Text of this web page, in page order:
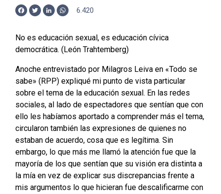
Facebook
TwitterLinkedInWhatsApp
6.420
No es educación sexual, es educación cívica
democrática. (León Trahtemberg)
Anoche entrevistado por Milagros Leiva en «Todo se
sabe» (RPP) expliqué mi punto de vista particular
sobre el tema de la educación sexual. En las redes
sociales, al lado de espectadores que sentían que con
ello les habíamos aportado a comprender más el tema,
circularon también las expresiones de quienes no
estaban de acuerdo, cosa que es legítima. Sin
embargo, lo que más me llamó la atención fue que la
mayoría de los que sentían que su visión era distinta a
la mía en vez de explicar sus discrepancias frente a
mis argumentos lo que hicieran fue descalificarme con